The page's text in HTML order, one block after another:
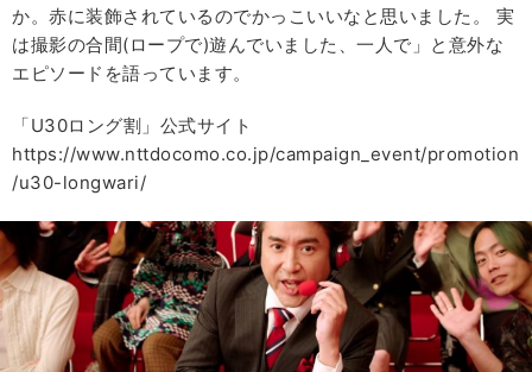
か。赤に装飾されているのでかっこいいなと思いました。 実
は撮影の合間(ロープで)遊んでいました、一人で」と意外な
エピソードを語っています。
「U30ロング割」公式サイト
https://www.nttdocomo.co.jp/campaign_event/promotion
/u30-longwari/